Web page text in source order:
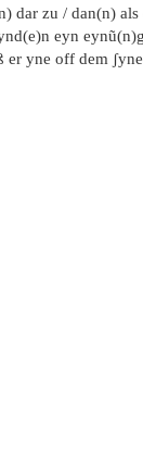
dar zu / dan(n)
eyn
er yne off dem